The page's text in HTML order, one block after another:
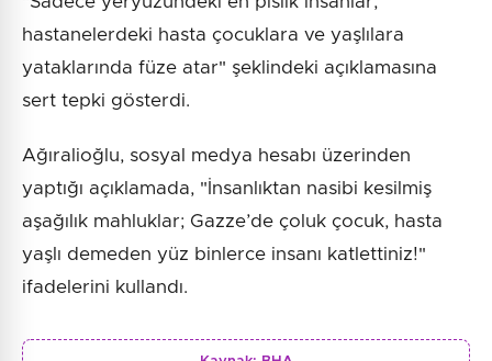
hastanelerdeki hasta çocuklara ve yaşlılara
yataklarında füze atar" şeklindeki açıklamasına
sert tepki gösterdi.
Ağıralioğlu, sosyal medya hesabı üzerinden
yaptığı açıklamada, "İnsanlıktan nasibi kesilmiş
aşağılık mahluklar; Gazze’de çoluk çocuk, hasta
yaşlı demeden yüz binlerce insanı katlettiniz!"
ifadelerini kullandı.